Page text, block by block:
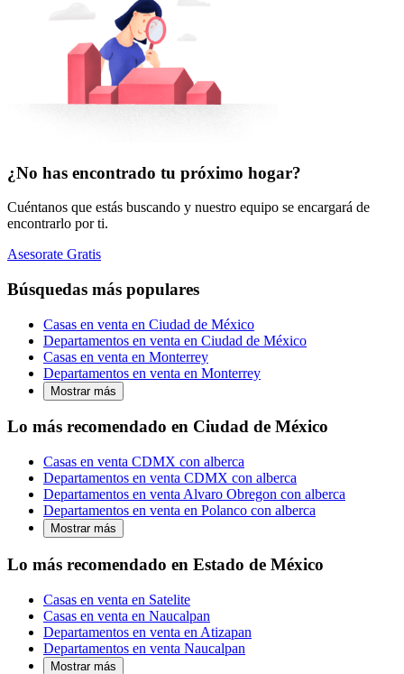
¿No has encontrado tu próximo hogar?
Cuéntanos que estás buscando y nuestro equipo se encargará de
encontrarlo por ti.
Asesorate Gratis
Búsquedas más populares
Casas en venta en Ciudad de México
Departamentos en venta en Ciudad de México
Casas en venta en Monterrey
Departamentos en venta en Monterrey
Mostrar más
Lo más recomendado en Ciudad de México
Casas en venta CDMX con alberca
Departamentos en venta CDMX con alberca
Departamentos en venta Alvaro Obregon con alberca
Departamentos en venta en Polanco con alberca
Mostrar más
Lo más recomendado en Estado de México
Casas en venta en Satelite
Casas en venta en Naucalpan
Departamentos en venta en Atizapan
Departamentos en venta Naucalpan
Mostrar más